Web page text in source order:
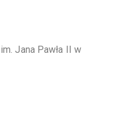
Jana Pawła II w